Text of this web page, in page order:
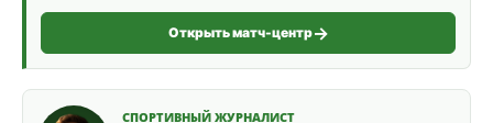
Открыть матч-центр
СПОРТИВНЫЙ ЖУРНАЛИСТ